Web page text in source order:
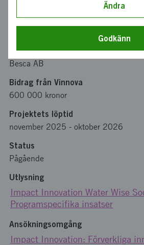
Diarienummer
Koordinator
Besca AB
Bidrag från Vinnova
600 000 kronor
Projektets löptid
november 2025 - oktober 2026
Status
Pågående
Utlysning
Impact Innovation Water Wise
Programspecifika insatser
Ansökningsomgång
Impact Innovation: Förverkliga
Ändra
Godkänn